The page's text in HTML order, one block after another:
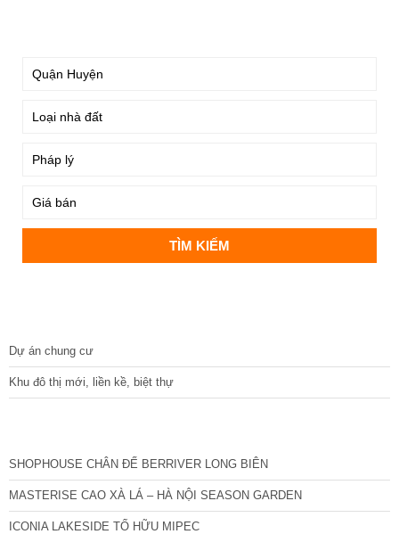
Dự án chung cư
Khu đô thị mới, liền kề, biệt thự
SHOPHOUSE CHÂN ĐẾ BERRIVER LONG BIÊN
MASTERISE CAO XÀ LÁ – HÀ NỘI SEASON GARDEN
ICONIA LAKESIDE TỐ HỮU MIPEC